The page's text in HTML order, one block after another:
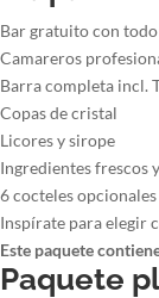
Bar gratuito con
Camareros
Barra completa incl.
Copas de cristal
Licores y sirope
Ingredientes frescos
6 cocteles opcionales
Inspírate para elegir
Este paquete
Paquete